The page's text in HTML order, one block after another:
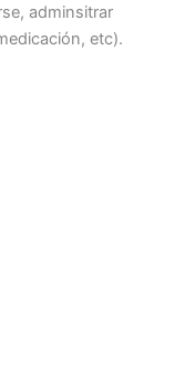
adminsitrar
etc).